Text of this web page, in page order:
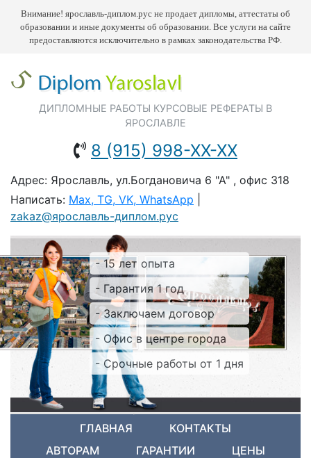
Внимание! ярославль-диплом.рус не продает дипломы, аттестаты об
образовании и иные документы об образовании. Все услуги на сайте
предоставляются исключительно в рамках законодательства РФ.
ДИПЛОМНЫЕ РАБОТЫ КУРСОВЫЕ РЕФЕРАТЫ В
ЯРОСЛАВЛЕ
8 (915) 998-ХХ-ХХ
Адрес: Ярославль, ул.Богдановича 6 "А" , офис 318
Написать: Max, TG, VK, WhatsApp
zakaz@ярославль-диплом.рус
- 15 лет опыта
- Гарантия 1 год
- Заключаем договор
- Офис в центре города
- Срочные работы от 1 дня
ГЛАВНАЯ
КОНТАКТЫ
АВТОРАМ
ГАРАНТИИ
ЦЕНЫ